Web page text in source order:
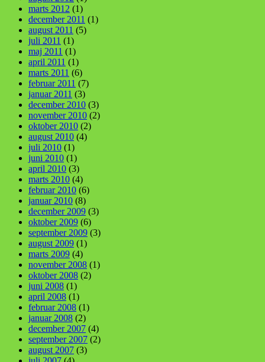
marts 2012 (1)
december 2011 (1)
august 2011 (5)
juli 2011 (1)
maj 2011 (1)
april 2011 (1)
marts 2011 (6)
februar 2011 (7)
januar 2011 (3)
december 2010 (3)
november 2010 (2)
oktober 2010 (2)
august 2010 (4)
juli 2010 (1)
juni 2010 (1)
april 2010 (3)
marts 2010 (4)
februar 2010 (6)
januar 2010 (8)
december 2009 (3)
oktober 2009 (6)
september 2009 (3)
august 2009 (1)
marts 2009 (4)
november 2008 (1)
oktober 2008 (2)
juni 2008 (1)
april 2008 (1)
februar 2008 (1)
januar 2008 (2)
december 2007 (4)
september 2007 (2)
august 2007 (3)